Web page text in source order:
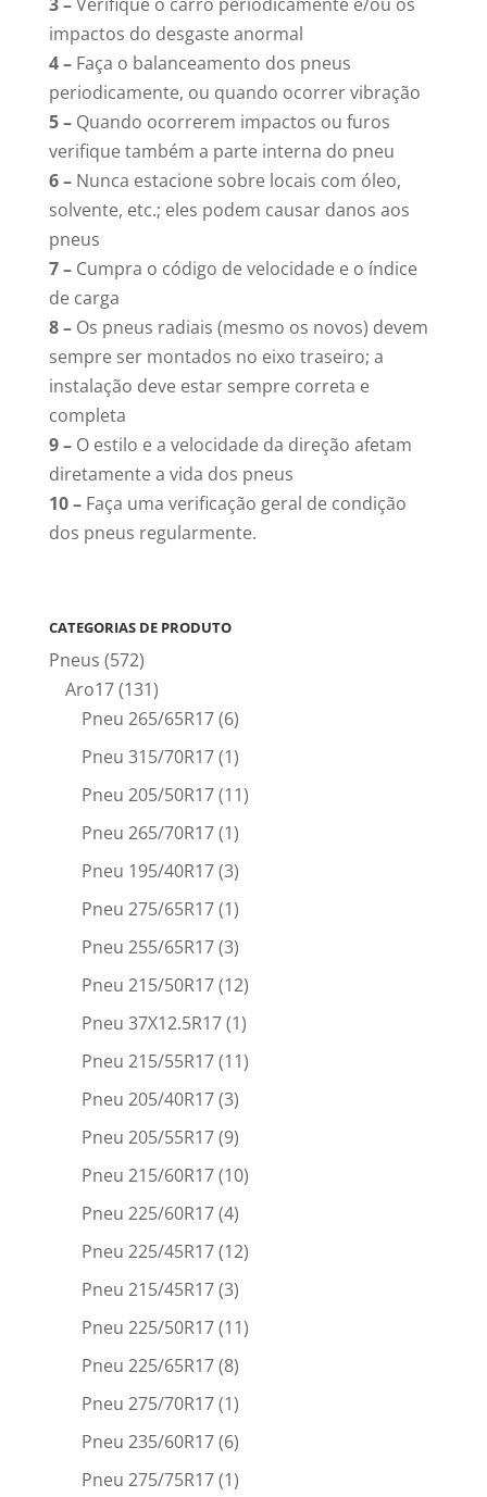
3 – Verifique o carro periodicamente e/ou os
impactos do desgaste anormal
4 – Faça o balanceamento dos pneus
periodicamente, ou quando ocorrer vibração
5 – Quando ocorrerem impactos ou furos
verifique também a parte interna do pneu
6 – Nunca estacione sobre locais com óleo,
solvente, etc.; eles podem causar danos aos
pneus
7 – Cumpra o código de velocidade e o índice
de carga
8 – Os pneus radiais (mesmo os novos) devem
sempre ser montados no eixo traseiro; a
instalação deve estar sempre correta e
completa
9 – O estilo e a velocidade da direção afetam
diretamente a vida dos pneus
10 – Faça uma verificação geral de condição
dos pneus regularmente.
CATEGORIAS DE PRODUTO
Pneus (572)
Aro17(131)
Pneu 265/65R17(6)
Pneu 315/70R17(1)
Pneu 205/50R17(11)
Pneu 265/70R17(1)
Pneu 195/40R17(3)
Pneu 275/65R17(1)
Pneu 255/65R17(3)
Pneu 215/50R17(12)
Pneu 37X12.5R17(1)
Pneu 215/55R17(11)
Pneu 205/40R17(3)
Pneu 205/55R17(9)
Pneu 215/60R17(10)
Pneu 225/60R17(4)
Pneu 225/45R17(12)
Pneu 215/45R17(3)
Pneu 225/50R17(11)
Pneu 225/65R17(8)
Pneu 275/70R17(1)
Pneu 235/60R17(6)
Pneu 275/75R17(1)